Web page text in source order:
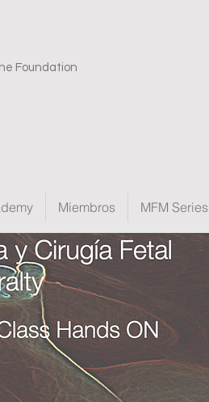
Foundation
Miembros MFM Series